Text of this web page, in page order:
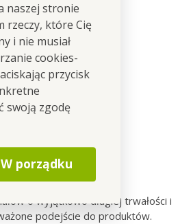
naszej stronie
rzeczy, które Cię
i nie musiał
cookies-
przycisk
swoją zgodę
W porządku
lata
o wyjątkowo długiej trwałości i
podejście do produktów.